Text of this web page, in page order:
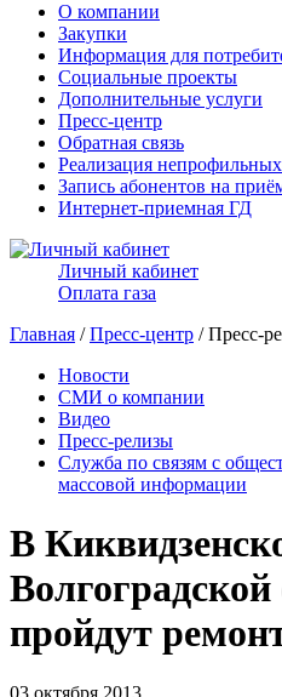
О компании
Закупки
Информация для
Социальные проекты
Дополнительные услуги
Пресс-центр
Обратная связь
Реализация
Запись абонентов на
Интернет-приемная ГД
Личный кабинет
Оплата газа
Главная /Пресс-центр / Пресс-
Новости
СМИ о компании
Видео
Пресс-релизы
Служба по связям с
массовой информации
В
Волгоградской
пройдут
03 октября 2013